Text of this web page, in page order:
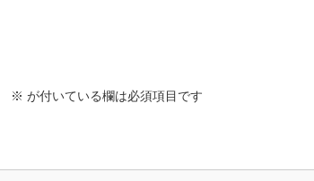
※ が付いている欄は必須項目です